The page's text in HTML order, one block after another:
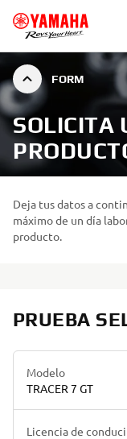
FORM
SOLICITA
Deja tus datos a
máximo de un día
producto.
PRUEBA
Modelo
TRACER 7 GT
Licencia de